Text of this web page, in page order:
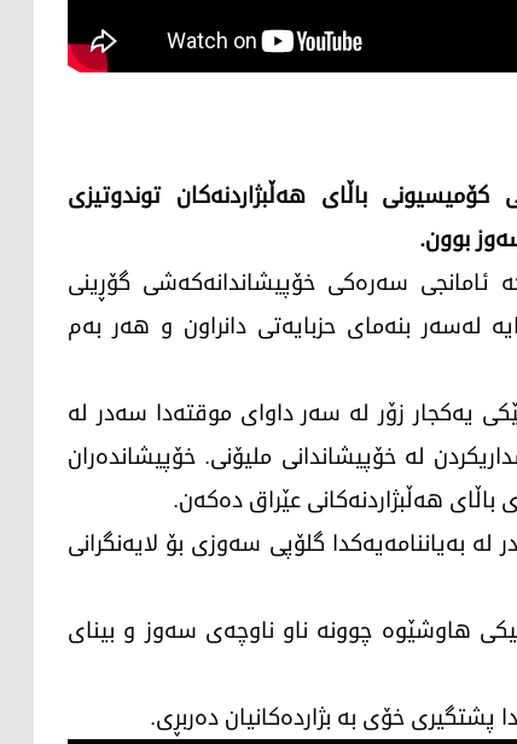
باڵای ھەڵبژاردنەكان توندوتیزی
بوون.
ئامانجی سەرەكی خۆپیشاندانەكەشی گۆڕینی
لەسەر بنەمای حزبایەتی دانراون و ھەر بەم
گوتی خەڵكێكی یەكجار زۆر لە سەر داوای موقتەدا سەدر لە
لە خۆپیشاندانی ملیۆنی. خۆپیشاندەران
ھەڵبژاردنەكانی عێراق دەكەن.
بەیاننامەیەكدا گلۆپی سەوزی بۆ لایەنگرانی
نیسانی 2016 لە خۆپیشاندانیكی ھاوشێوە چوونە ناو ناوچەی سەوز و بینای
پشتگیری خۆی بە بژاردەكانیان دەربڕی.